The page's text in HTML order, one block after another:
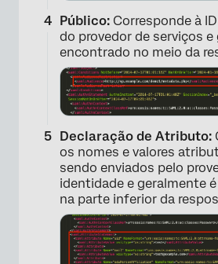
Público: Corresponde à
do provedor de serviços e
encontrado no meio da
Declaração de Atributo:
os nomes e valores
sendo enviados pelo
identidade e geralmente
na parte inferior da